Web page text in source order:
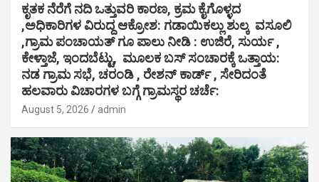
ಕೃತಕ ನೆರೆಗೆ ನದಿ ಒತ್ತುವರಿ ಕಾರಣ, ಕ್ರಮ ಕೈಗೊಳ್ಳದ
,ಅಧಿಕಾರಿಗಳ ವಿರುದ್ದ ಆಕ್ರೋಶ: ಗಡಾಯಿಕಲ್ಲು ಶುಲ್ಕ ವಸೂಲಿ
,ಗ್ರಾಮ ಪಂಚಾಯತ್ ಗೂ ಪಾಲು ನೀಡಿ : ಉಜಿರೆ, ಸುರ್ಯ ,
ಕೇಳ್ತಾಜೆ, ಇಂದಬೆಟ್ಟು, ಮೂಲಕ ಬಸ್ ಸಂಚಾರಕ್ಕೆ ಒತ್ತಾಯ:
ನಡ ಗ್ರಾಮ ಸಭೆ, ಚರಂಡಿ , ರೇಶನ್ ಕಾರ್ಡ್ , ಸೇರಿದಂತೆ
ಹಲವಾರು ವಿಚಾರಗಳ ಬಗ್ಗೆ ಗ್ರಾಮಸ್ಥರ ಚರ್ಚೆ:
August 5, 2026 admin